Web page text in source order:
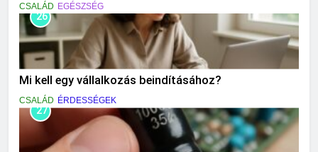
CSALÁD EGÉSZSÉG
26
Mi kell egy vállalkozás beindításához?
CSALÁD ÉRDESSÉGEK
27